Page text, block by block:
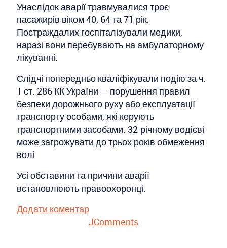
Унаслідок аварії травмувалися троє
пасажирів віком 40, 64 та 71 рік.
Постраждалих госпіталізували медики,
наразі вони перебувають на амбулаторному
лікуванні.
Слідчі попередньо кваліфікували подію за ч.
1 ст. 286 КК України — порушення правил
безпеки дорожнього руху або експлуатації
транспорту особами, які керують
транспортними засобами. 32-річному водієві
може загрожувати до трьох років обмеження
волі.
Усі обставини та причини аварії
встановлюють правоохоронці.
Додати коментар
JComments